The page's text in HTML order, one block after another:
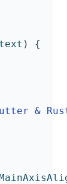
)
{
&